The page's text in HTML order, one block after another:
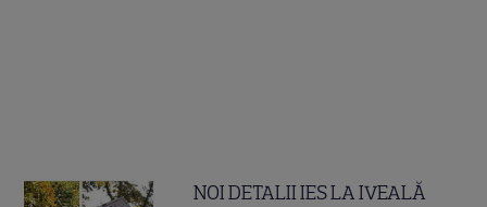
NOI DETALII IES LA IVEALĂ